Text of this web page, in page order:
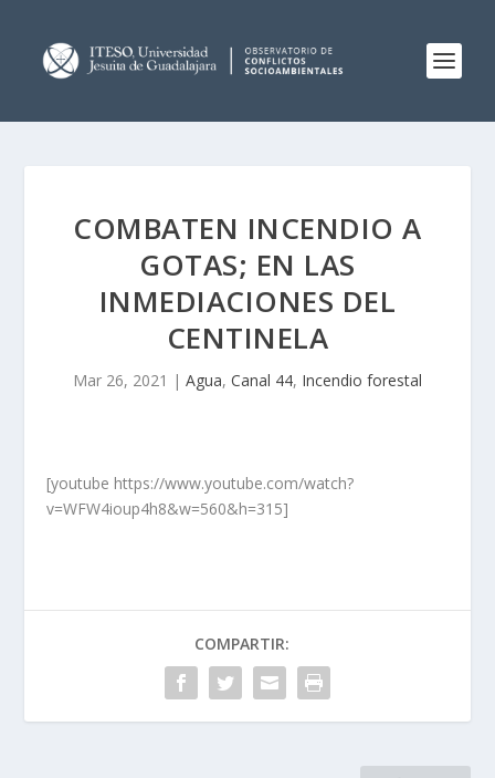
COMBATEN INCENDIO A
GOTAS; EN LAS
INMEDIACIONES DEL
CENTINELA
Mar 26, 2021 | Agua, Canal 44, Incendio forestal
[youtube https://www.youtube.com/watch?
v=WFW4ioup4h8&w=560&h=315]
COMPARTIR: